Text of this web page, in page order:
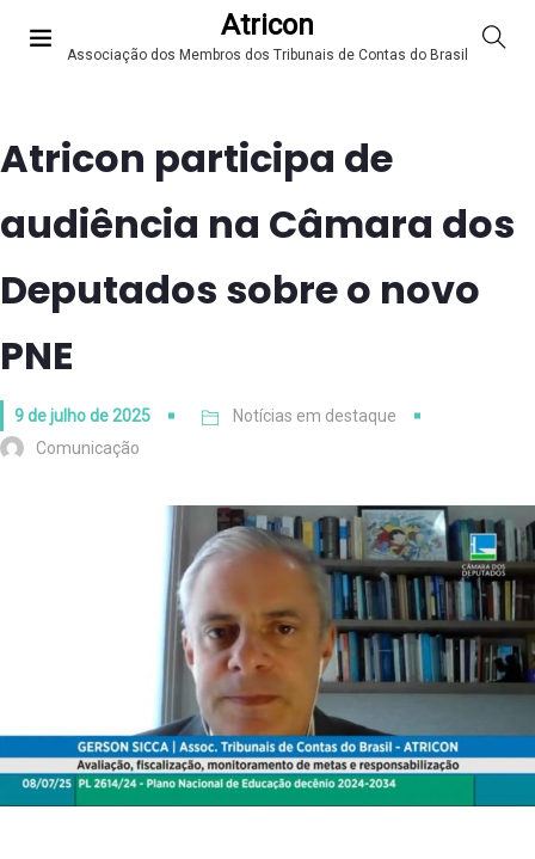
Atricon
Associação dos Membros dos Tribunais de Contas do Brasil
Atricon participa de
audiência na Câmara dos
Deputados sobre o novo
PNE
9 de julho de 2025
Notícias em destaque
Comunicação